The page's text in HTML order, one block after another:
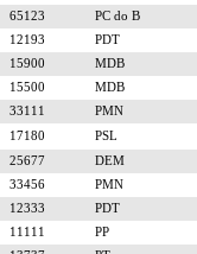
65123
PC do B
12193
PDT
15900
MDB
15500
MDB
33111
PMN
17180
PSL
25677
DEM
33456
PMN
12333
PDT
11111
PP